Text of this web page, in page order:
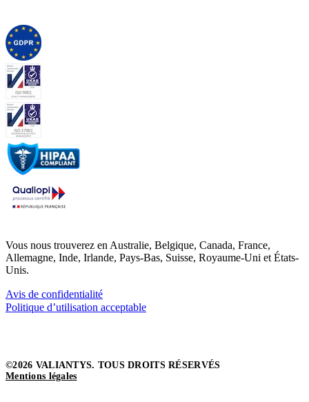
Vous nous trouverez en Australie, Belgique, Canada, France,
Allemagne, Inde, Irlande, Pays-Bas, Suisse, Royaume-Uni et États-
Unis.
Avis de confidentialité
Politique d’utilisation acceptable
©2026 VALIANTYS. TOUS DROITS RÉSERVÉS
Mentions légales